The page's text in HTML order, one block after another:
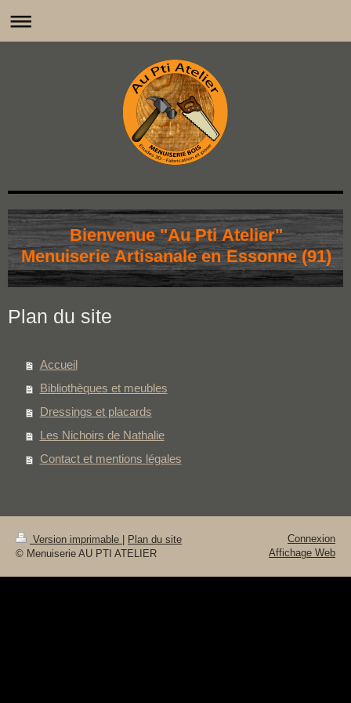
Bienvenue "Au Pti Atelier"
Menuiserie Artisanale en Essonne (91)
Plan du site
Accueil
Bibliothèques et meubles
Dressings et placards
Les Nichoirs de Nathalie
Contact et mentions légales
Version imprimable
Plan du site
© Menuiserie AU PTI ATELIER
Connexion
Affichage Web